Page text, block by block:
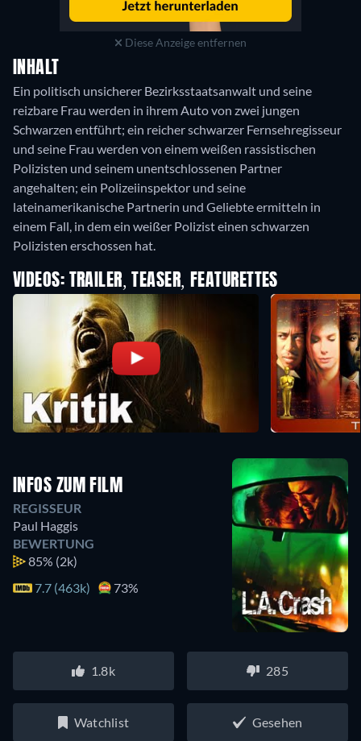
Diese Anzeige entfernen
INHALT
Ein politisch unsicherer Bezirksstaatsanwalt und seine
reizbare Frau werden in ihrem Auto von zwei jungen
Schwarzen entführt; ein reicher schwarzer Fernsehregisseur
und seine Frau werden von einem weißen rassistischen
Polizisten und seinem unentschlossenen Partner
angehalten; ein Polizeiinspektor und seine
lateinamerikanische Partnerin und Geliebte ermitteln in
einem Fall, in dem ein weißer Polizist einen schwarzen
Polizisten erschossen hat.
VIDEOS: TRAILER, TEASER, FEATURETTES
INFOS ZUM FILM
REGISSEUR
Paul Haggis
BEWERTUNG
85% (2k)
7.7 (463k)
73%
1.8k 285
Watchlist Gesehen